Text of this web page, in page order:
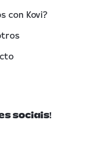
con Kovi?
sociais!